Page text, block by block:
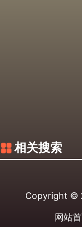
相关搜索
Copyright ©
网站